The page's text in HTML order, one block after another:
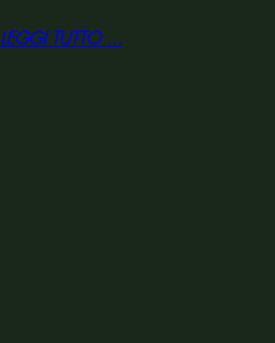
LEGGI TUTTO ...